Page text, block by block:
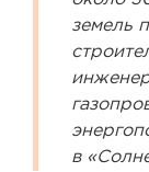
земель
в